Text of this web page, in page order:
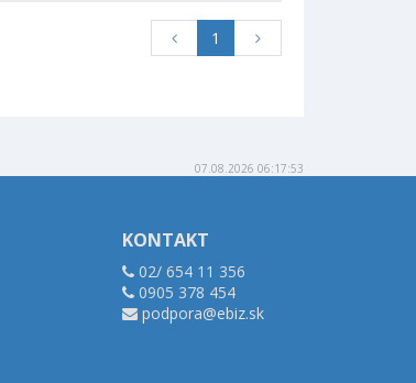
1
07.08.2026 06:17:53
KONTAKT
02/ 654 11 356
0905 378 454
podpora@ebiz.sk